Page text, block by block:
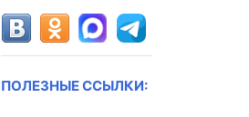
ПОЛЕЗНЫЕ ССЫЛКИ: